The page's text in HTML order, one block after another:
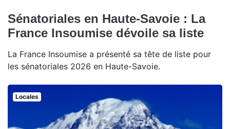
Sénatoriales en Haute-Savoie : La
France Insoumise dévoile sa liste
La France Insoumise a présenté sa tête de liste pour
les sénatoriales 2026 en Haute-Savoie.
Locales